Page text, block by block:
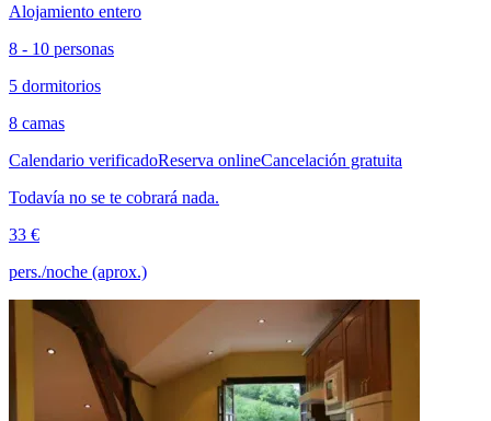
Alojamiento entero
8 - 10 personas
5 dormitorios
8 camas
Calendario verificadoReserva onlineCancelación gratuita
Todavía no se te cobrará nada.
33 €
pers./noche (aprox.)